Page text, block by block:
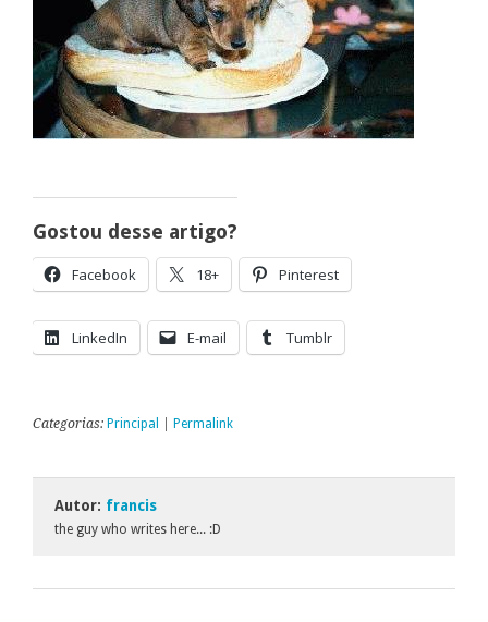
Gostou desse artigo?
Facebook 18+ Pinterest
LinkedIn E-mail Tumblr
Categorias: Principal Permalink
Autor: francis
the guy who writes here... :D